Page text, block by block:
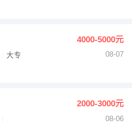
4000-5000元
大专
08-07
2000-3000元
08-06